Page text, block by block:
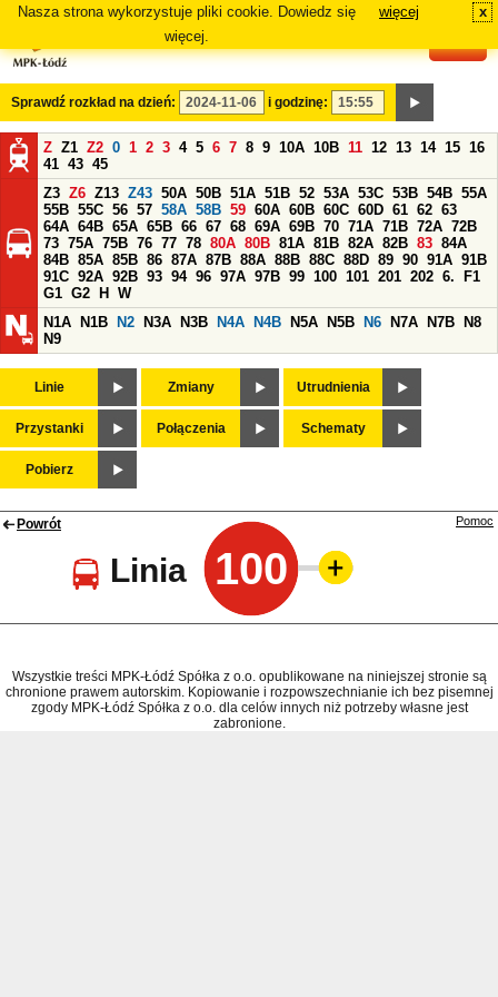
Nasza strona wykorzystuje pliki cookie. Dowiedz się
więcej.
więcej x
Sprawdź rozkład na dzień: i godzinę:
Z Z1 Z2 0 1 2 3 4 5 6 7 8 9 10A 10B 11 12 13 14 15 16
41 43 45
Z3 Z6 Z13 Z43 50A 50B 51A 51B 52 53A 53C 53B 54B 55A
55B 55C 56 57 58A 58B 59 60A 60B 60C 60D 61 62 63
64A 64B 65A 65B 66 67 68 69A 69B 70 71A 71B 72A 72B
73 75A 75B 76 77 78 80A 80B 81A 81B 82A 82B 83 84A
84B 85A 85B 86 87A 87B 88A 88B 88C 88D 89 90 91A 91B
91C 92A 92B 93 94 96 97A 97B 99 100 101 201 202 6.
F1
G1 G2 H
W
N1A
N1B N2 N3A N3B N4A N4B N5A N5B N6 N7A N7B
N8
N9
Linie Zmiany Utrudnienia
Przystanki Połączenia Schematy
Pobierz
Powrót
Linia 100
Pomoc
Wszystkie treści MPK-Łódź Spółka z o.o. opublikowane na niniejszej stronie są
chronione prawem autorskim. Kopiowanie i rozpowszechnianie ich bez pisemnej
zgody MPK-Łódź Spółka z o.o. dla celów innych niż potrzeby własne jest
zabronione.